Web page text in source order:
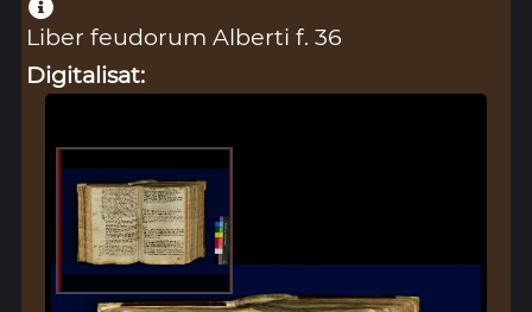
Liber feudorum Alberti f. 36
Digitalisat: